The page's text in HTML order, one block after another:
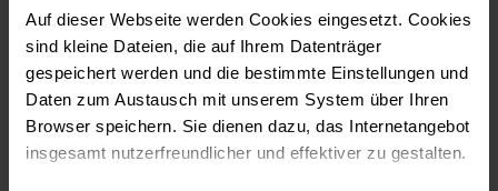
Auf dieser Webseite werden Cookies eingesetzt. Cookies
sind kleine Dateien, die auf Ihrem Datenträger
gespeichert werden und die bestimmte Einstellungen und
Daten zum Austausch mit unserem System über Ihren
Browser speichern. Sie dienen dazu, das Internetangebot
insgesamt nutzerfreundlicher und effektiver zu gestalten.
Telefon: (05121) 894-5138
E-Mail senden